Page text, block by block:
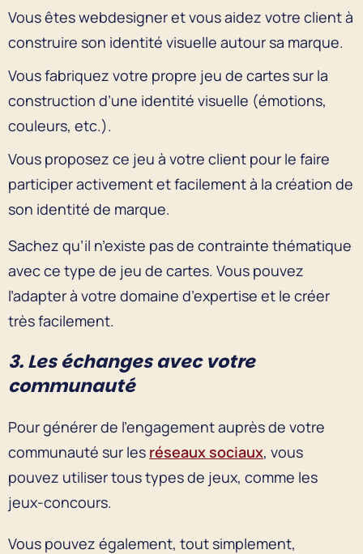
Vous êtes webdesigner et vous aidez votre client à
construire son identité visuelle autour sa marque.
Vous fabriquez votre propre jeu de cartes sur la
construction d’une identité visuelle (émotions,
couleurs, etc.).
Vous proposez ce jeu à votre client pour le faire
participer activement et facilement à la création de
son identité de marque.
Sachez qu’il n’existe pas de contrainte thématique
avec ce type de jeu de cartes. Vous pouvez
l’adapter à votre domaine d’expertise et le créer
très facilement.
3. Les échanges avec votre
communauté
Pour générer de l’engagement auprès de votre
communauté sur les réseaux sociaux, vous
pouvez utiliser tous types de jeux, comme les
jeux-concours.
Vous pouvez également, tout simplement,